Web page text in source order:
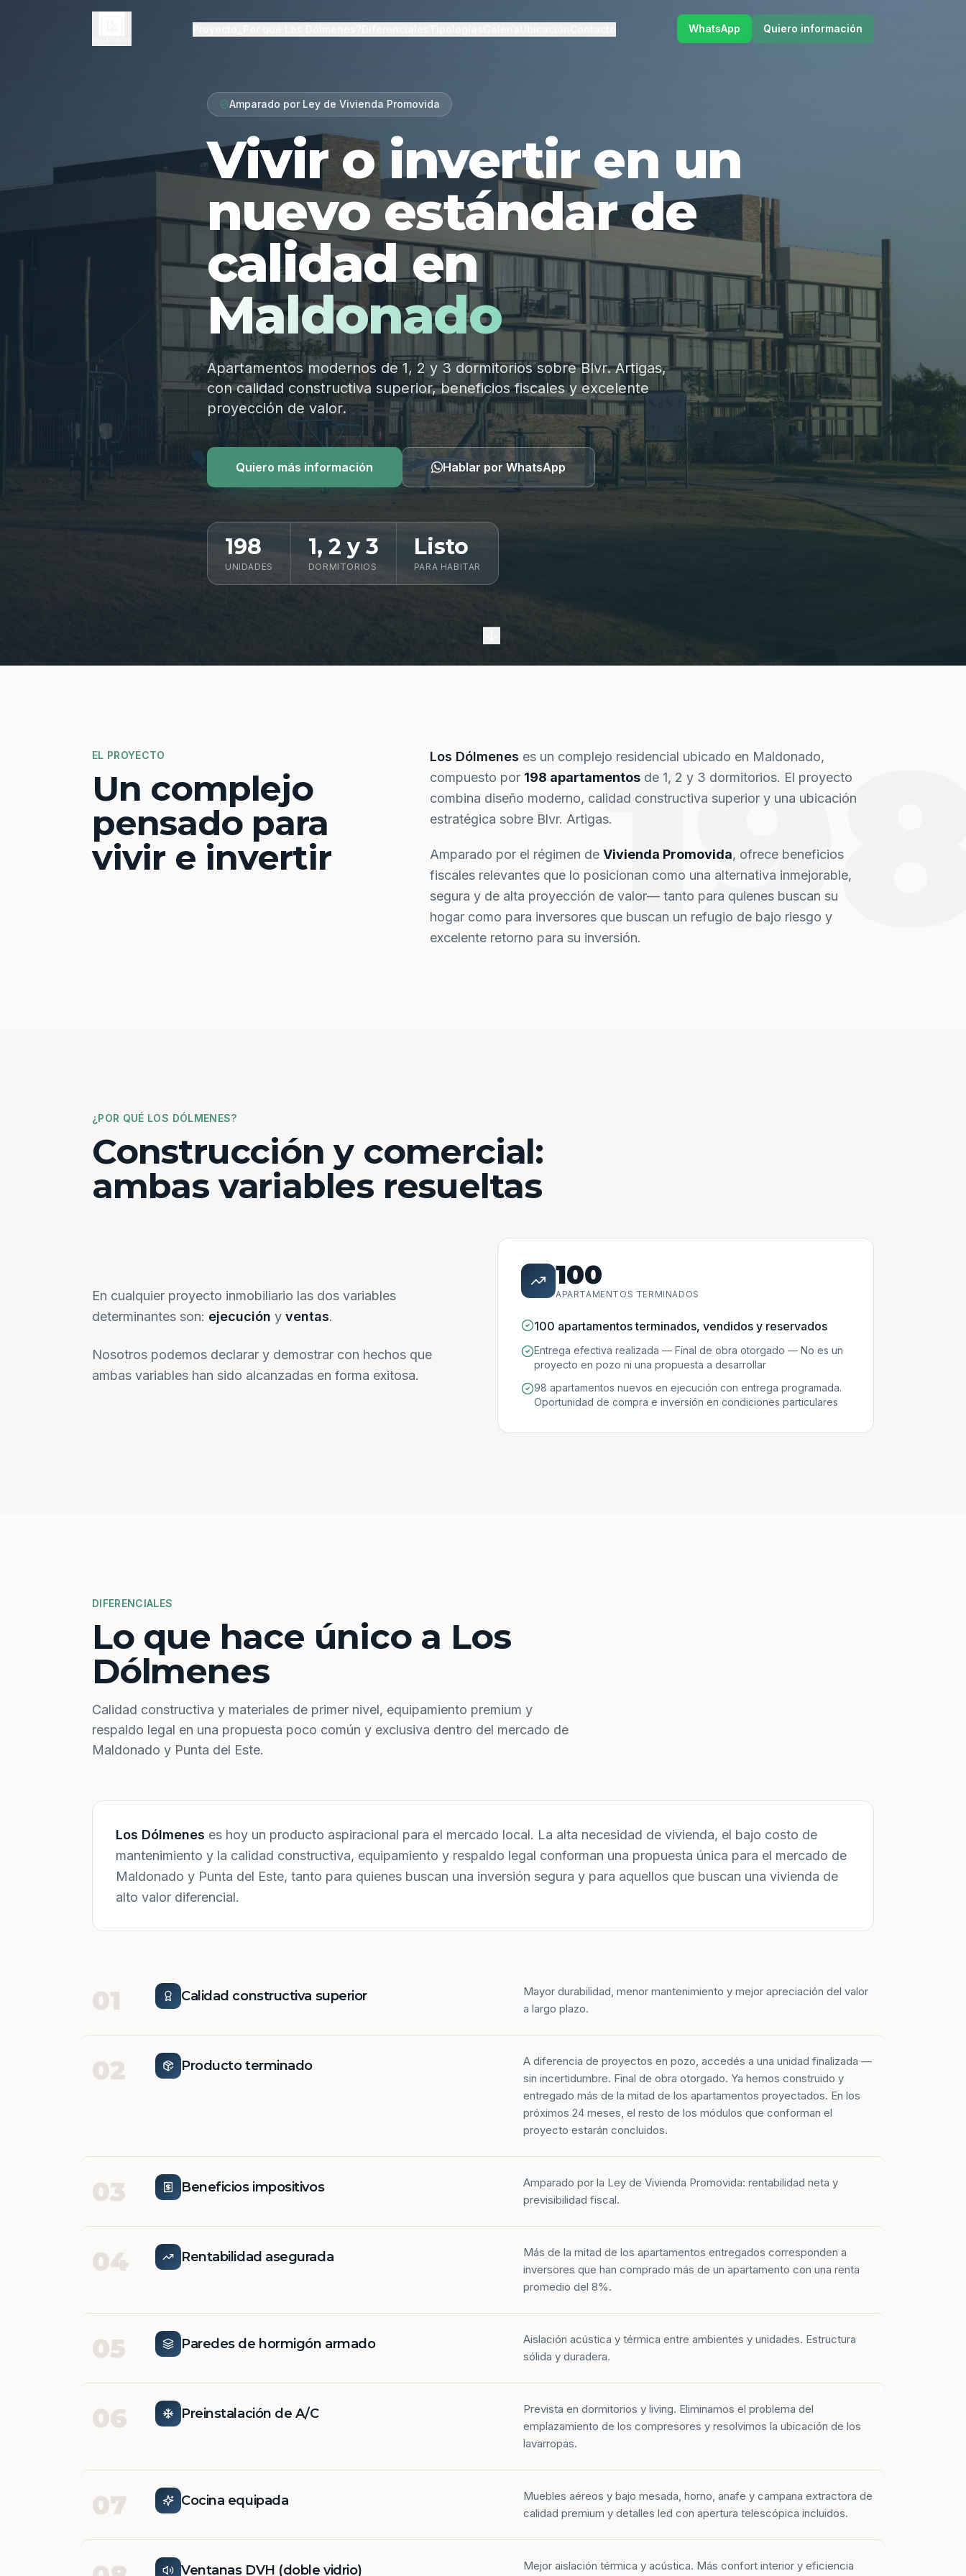
WhatsApp Quiero información
Amparado por Ley de Vivienda Promovida
Vivir o invertir en un
nuevo estándar de
calidad en
Maldonado
Apartamentos modernos de 1, 2 y 3 dormitorios sobre Blvr. Artigas,
con calidad constructiva superior, beneficios fiscales y excelente
proyección de valor.
Quiero más información Hablar por WhatsApp
198
UNIDADES
1, 2 y 3
DORMITORIOS
Listo
PARA HABITAR
EL PROYECTO
Un complejo
pensado para
vivir e invertir
Los Dólmenes es un complejo residencial ubicado en Maldonado,
compuesto por 198 apartamentos de 1, 2 y 3 dormitorios. El proyecto
combina diseño moderno, calidad constructiva superior y una ubicación
estratégica sobre Blvr. Artigas.
Amparado por el régimen de Vivienda Promovida, ofrece beneficios
fiscales relevantes que lo posicionan como una alternativa inmejorable,
segura y de alta proyección de valor— tanto para quienes buscan su
hogar como para inversores que buscan un refugio de bajo riesgo y
excelente retorno para su inversión.
¿POR QUÉ LOS DÓLMENES?
Construcción y comercial:
ambas variables resueltas
En cualquier proyecto inmobiliario las dos variables
determinantes son: ejecución y ventas.
Nosotros podemos declarar y demostrar con hechos que
ambas variables han sido alcanzadas en forma exitosa.
100
APARTAMENTOS TERMINADOS
100 apartamentos terminados, vendidos y reservados
Entrega efectiva realizada — Final de obra otorgado — No es un
proyecto en pozo ni una propuesta a desarrollar
98 apartamentos nuevos en ejecución con entrega programada.
Oportunidad de compra e inversión en condiciones particulares
DIFERENCIALES
Lo que hace único a Los
Dólmenes
Calidad constructiva y materiales de primer nivel, equipamiento premium y
respaldo legal en una propuesta poco común y exclusiva dentro del mercado de
Maldonado y Punta del Este.
Los Dólmenes es hoy un producto aspiracional para el mercado local. La alta necesidad de vivienda, el bajo costo de
mantenimiento y la calidad constructiva, equipamiento y respaldo legal conforman una propuesta única para el mercado de
Maldonado y Punta del Este, tanto para quienes buscan una inversión segura y para aquellos que buscan una vivienda de
alto valor diferencial.
01 Calidad constructiva superior
Mayor durabilidad, menor mantenimiento y mejor apreciación del valor
a largo plazo.
02 Producto terminado
A diferencia de proyectos en pozo, accedés a una unidad finalizada —
sin incertidumbre. Final de obra otorgado. Ya hemos construido y
entregado más de la mitad de los apartamentos proyectados. En los
próximos 24 meses, el resto de los módulos que conforman el
proyecto estarán concluidos.
03 Beneficios impositivos
Amparado por la Ley de Vivienda Promovida: rentabilidad neta y
previsibilidad fiscal.
04 Rentabilidad asegurada
Más de la mitad de los apartamentos entregados corresponden a
inversores que han comprado más de un apartamento con una renta
promedio del 8%.
05 Paredes de hormigón armado
Aislación acústica y térmica entre ambientes y unidades. Estructura
sólida y duradera.
06 Preinstalación de A/C
Prevista en dormitorios y living. Eliminamos el problema del
emplazamiento de los compresores y resolvimos la ubicación de los
lavarropas.
07 Cocina equipada
Muebles aéreos y bajo mesada, horno, anafe y campana extractora de
calidad premium y detalles led con apertura telescópica incluidos.
Ventanas DVH (doble vidrio) Mejor aislación térmica y acústica. Más confort interior y eficiencia